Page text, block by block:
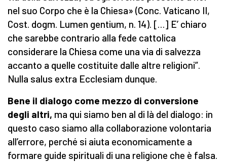
nel suo Corpo che è la Chiesa» (Conc. Vaticano II,
Cost. dogm. Lumen gentium, n. 14). […] E’ chiaro
che sarebbe contrario alla fede cattolica
considerare la Chiesa come una via di salvezza
accanto a quelle costituite dalle altre religioni”.
Nulla salus extra Ecclesiam dunque.
Bene il dialogo come mezzo di conversione
degli altri, ma qui siamo ben al di là del dialogo: in
questo caso siamo alla collaborazione volontaria
all’errore, perché si aiuta economicamente a
formare guide spirituali di una religione che è falsa.